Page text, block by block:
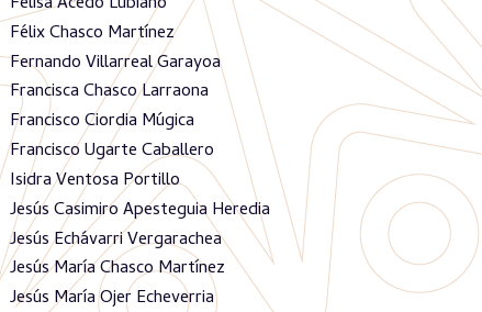
Félix Chasco Martínez
Fernando Villarreal Garayoa
Francisca Chasco Larraona
Francisco Ciordia Múgica
Francisco Ugarte Caballero
Isidra Ventosa Portillo
Jesús Casimiro Apesteguia Heredia
Jesús Echávarri Vergarachea
Jesús María Chasco Martínez
Jesús María Ojer Echeverria